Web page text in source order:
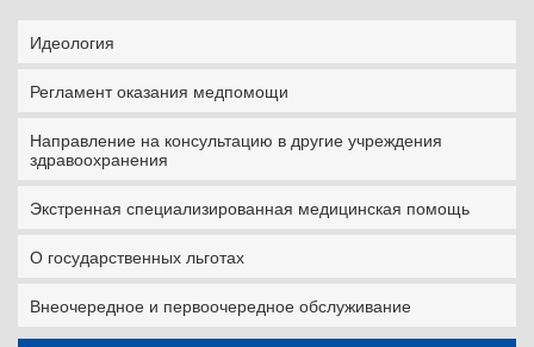
Идеология
Регламент оказания медпомощи
Направление на консультацию в другие учреждения
здравоохранения
Экстренная специализированная медицинская помощь
О государственных льготах
Внеочередное и первоочередное обслуживание